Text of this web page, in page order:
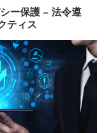
ー保護 – 法令遵
ティス